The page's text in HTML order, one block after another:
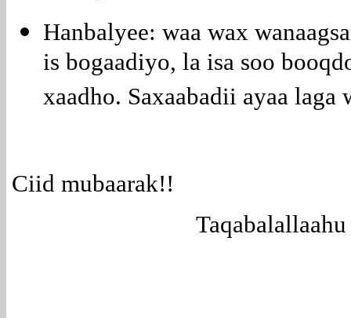
Hanbalyee: waa wax
is bogaadiyo, la isa soo
xaadho. Saxaabadii ayaa
Ciid mubaarak!!